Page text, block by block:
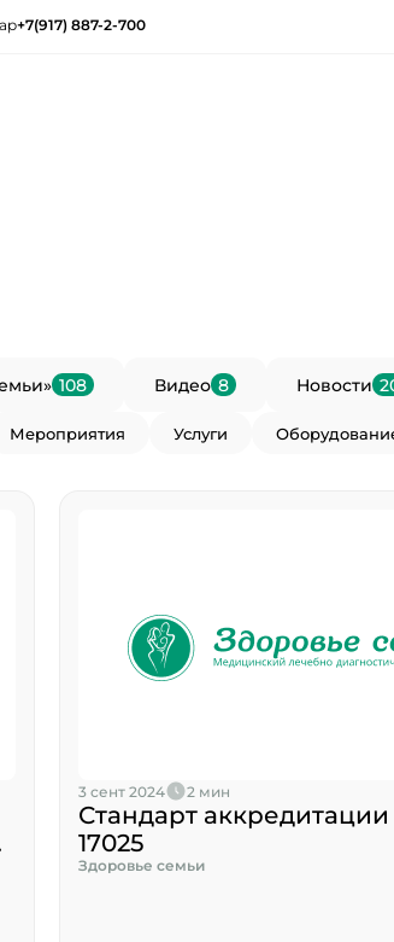
+7(917) 887-2-700
108 Видео 8 Новости
Мероприятия Услуги
3 сент 2024 2 мин
Стандарт аккредитации
17025
Здоровье семьи